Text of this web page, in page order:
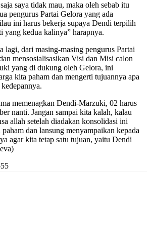
saya tidak mau, maka oleh sebab itu
pengurus Partai Gelora yang ada
ini harus bekerja supaya Dendi terpilih
yang kedua kalinya” harapnya.
lagi, dari masing-masing pengurus Partai
mensosialisasikan Visi dan Misi calon
yang di dukung oleh Gelora, ini
kita paham dan mengerti tujuannya apa
memenagkan Dendi-Marzuki, 02 harus
nanti. Jangan sampai kita kalah, kalau
allah setelah diadakan konsolidasi ini
paham dan lansung menyampaikan kepada
agar kita tetap satu tujuan, yaitu Dendi